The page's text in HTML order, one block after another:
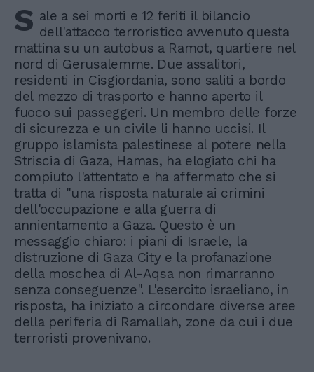
S ale a sei morti e 12 feriti il bilancio
dell'attacco terroristico avvenuto questa
mattina su un autobus a Ramot, quartiere nel
nord di Gerusalemme. Due assalitori,
residenti in Cisgiordania, sono saliti a bordo
del mezzo di trasporto e hanno aperto il
fuoco sui passeggeri. Un membro delle forze
di sicurezza e un civile li hanno uccisi. Il
gruppo islamista palestinese al potere nella
Striscia di Gaza, Hamas, ha elogiato chi ha
compiuto l'attentato e ha affermato che si
tratta di "una risposta naturale ai crimini
dell'occupazione e alla guerra di
annientamento a Gaza. Questo è un
messaggio chiaro: i piani di Israele, la
distruzione di Gaza City e la profanazione
della moschea di Al-Aqsa non rimarranno
senza conseguenze". L'esercito israeliano, in
risposta, ha iniziato a circondare diverse aree
della periferia di Ramallah, zone da cui i due
terroristi provenivano.